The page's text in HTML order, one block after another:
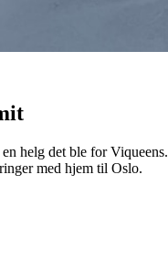
helg det ble for Viqueens.
med hjem til Oslo.